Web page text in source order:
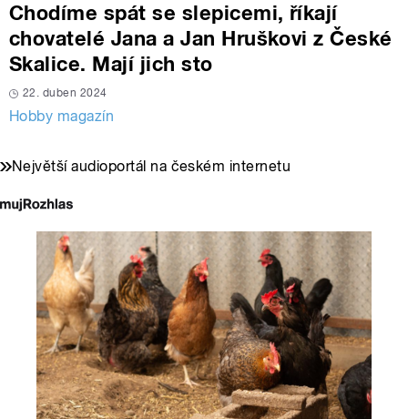
Chodíme spát se slepicemi, říkají
chovatelé Jana a Jan Hruškovi z České
Skalice. Mají jich sto
22. duben 2024
Hobby magazín
Největší audioportál na českém internetu